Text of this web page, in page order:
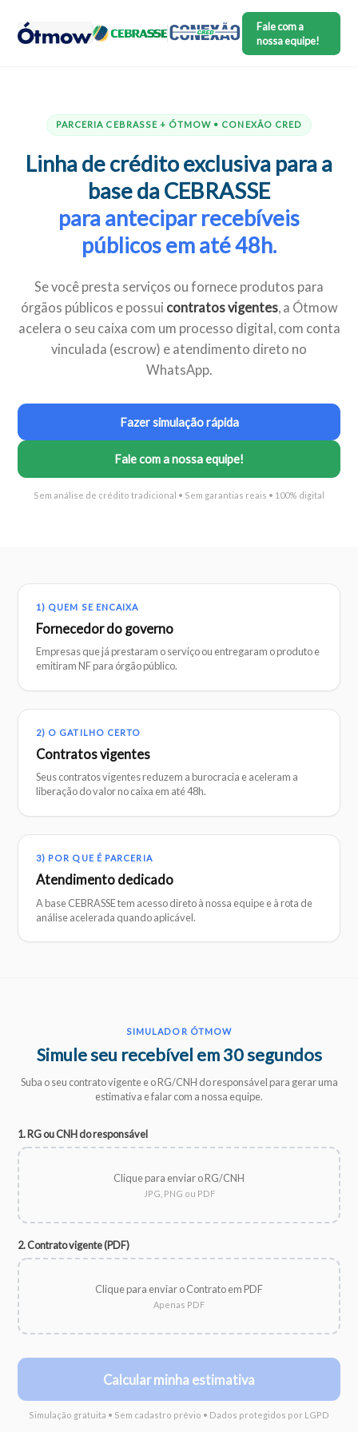
Fale com a
nossa equipe!
PARCERIA CEBRASSE + ÓTMOW • CONEXÃO CRED
Linha de crédito exclusiva para a
base da CEBRASSE
para antecipar recebíveis
públicos em até 48h.
Se você presta serviços ou fornece produtos para
órgãos públicos e possui contratos vigentes, a Ótmow
acelera o seu caixa com um processo digital, com conta
vinculada (escrow) e atendimento direto no
WhatsApp.
Fazer simulação rápida
Fale com a nossa equipe!
Sem análise de crédito tradicional • Sem garantias reais • 100% digital
1) QUEM SE ENCAIXA
Fornecedor do governo
Empresas que já prestaram o serviço ou entregaram o produto e
emitiram NF para órgão público.
2) O GATILHO CERTO
Contratos vigentes
Seus contratos vigentes reduzem a burocracia e aceleram a
liberação do valor no caixa em até 48h.
3) POR QUE É PARCERIA
Atendimento dedicado
A base CEBRASSE tem acesso direto à nossa equipe e à rota de
análise acelerada quando aplicável.
SIMULADOR ÓTMOW
Simule seu recebível em 30 segundos
Suba o seu contrato vigente e o RG/CNH do responsável para gerar uma
estimativa e falar com a nossa equipe.
1. RG ou CNH do responsável
Clique para enviar o RG/CNH
JPG, PNG ou PDF
2. Contrato vigente (PDF)
Clique para enviar o Contrato em PDF
Apenas PDF
Calcular minha estimativa
Simulação gratuita • Sem cadastro prévio • Dados protegidos por LGPD